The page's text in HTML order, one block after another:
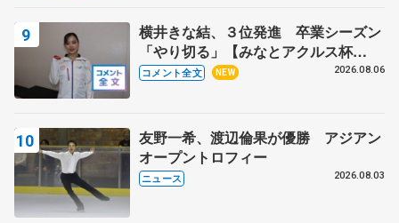
横井きな結、３位発進 卒業シーズン
「やり切る」【みなとアクルス杯
SP】
コメント全文 NEW 2026.08.06
友野一希、渡辺倫果が優勝 アジアン
オープントロフィー
ニュース 2026.08.03